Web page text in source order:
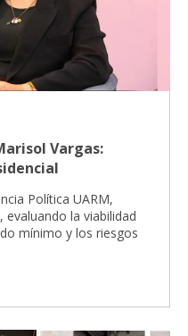
Vargas:
Política UARM,
evaluando la viabilidad
mínimo y los riesgos